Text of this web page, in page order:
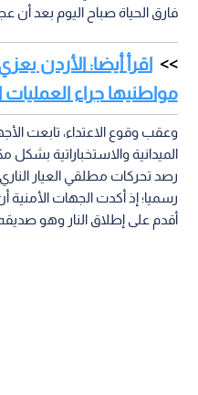
فارق الحياة صباح اليوم بعد أن
اقرأ أيضا: الأردن
مواطنيها جراء
وعقب وقوع الاعتداء، تابعت
الميدانية والاستخباراتية
رصد تحركات مطلقي العيار
رسميا؛ إذ أكدت الجهات
أقدم على إطلاق النار وهو